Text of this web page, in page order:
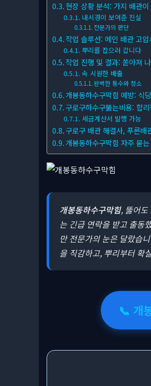
현장 상황 분석: 가지 배관
내시경이 보여준 진실
전문가의 판단
작업 솔루션: 메인 배관 고
뿌리를 잡으러 갑니다
작업 진행 및 결과: 쏟아져
속 시원한 배출
완벽한 통수와 청소
개봉동하수구막힘 예방: 식
구로구하수구뚫는비용: 합
세금계산서 발행 가능
구로구 배관 해결사, 푸른배
개봉동하수구막힘 자주 묻
개봉동하수구막힘, 뚫어도
는 긴급 연락을 받고 출동
만 전문가의 눈은 달랐습
을 직감하고, 뿌리부터 확
📞 개